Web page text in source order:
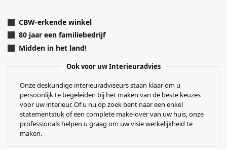
CBW-erkende winkel
80 jaar een familiebedrijf
Midden in het land!
Ook voor uw Interieuradvies
Onze deskundige interieuradviseurs staan klaar om u
persoonlijk te begeleiden bij het maken van de beste keuzes
voor uw interieur. Of u nu op zoek bent naar een enkel
statementstuk of een complete make-over van uw huis, onze
professionals helpen u graag om uw visie werkelijkheid te
maken.